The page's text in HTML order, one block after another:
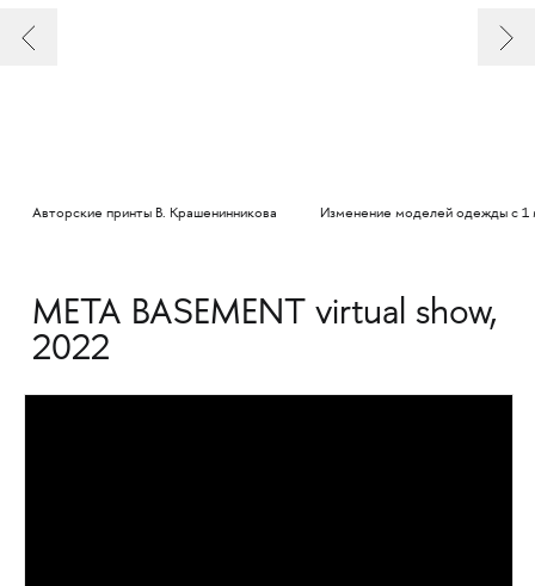
Авторские принты В. Крашенинникова Изменение моделей одежды с 1
META BASEMENT virtual show,
2022